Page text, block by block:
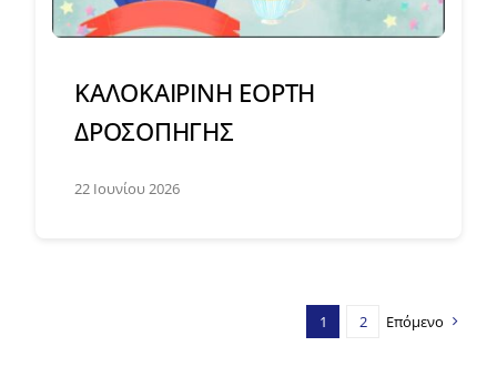
ΚΑΛΟΚΑΙΡΙΝΗ ΕΟΡΤΗ
ΔΡΟΣΟΠΗΓΗΣ
22 Ιουνίου 2026
1 2 Επόμενο